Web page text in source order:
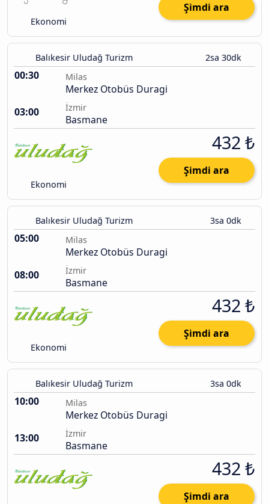
Ekonomi
Şimdi ara
Balıkesir Uludağ Turizm 2sa 30dk
00:30 Milas
Merkez Otobüs Duragi
03:00
İzmir
Basmane
Ekonomi
432 ₺
Şimdi ara
Balıkesir Uludağ Turizm 3sa 0dk
05:00 Milas
Merkez Otobüs Duragi
08:00
İzmir
Basmane
Ekonomi
432 ₺
Şimdi ara
Balıkesir Uludağ Turizm 3sa 0dk
10:00 Milas
Merkez Otobüs Duragi
13:00
İzmir
Basmane
432 ₺
Şimdi ara